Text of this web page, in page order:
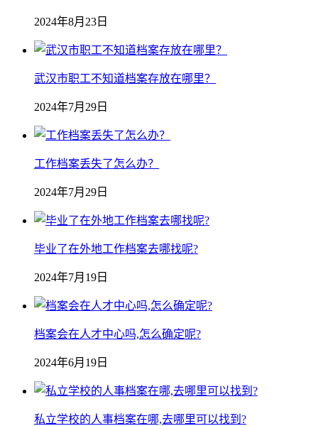
2024年8月23日
武汉市职工不知道档案存放在哪里？
2024年7月29日
工作档案丢失了怎么办？
2024年7月29日
毕业了在外地工作档案去哪找呢?
2024年7月19日
档案会在人才中心吗,怎么确定呢?
2024年6月19日
私立学校的人事档案在哪,去哪里可以找到?